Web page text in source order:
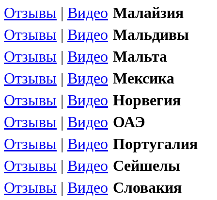
Отзывы | Видео Малайзия
Отзывы | Видео Мальдивы
Отзывы | Видео Мальта
Отзывы | Видео Мексика
Отзывы | Видео Норвегия
Отзывы | Видео ОАЭ
Отзывы | Видео Португалия
Отзывы | Видео Сейшелы
Отзывы | Видео Словакия